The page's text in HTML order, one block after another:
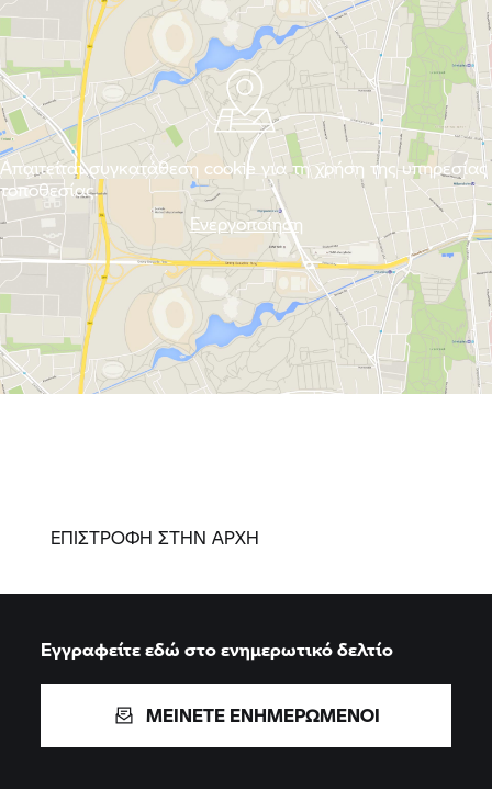
Απαιτείται συγκατάθεση cookie για τη χρήση της υπηρεσίας
τοποθεσίας.
Ενεργοποίηση
ΕΠΙΣΤΡΟΦΗ ΣΤΗΝ ΑΡΧΗ
Εγγραφείτε εδώ στο ενημερωτικό δελτίο
ΜΕΙΝΕΤΕ ΕΝΗΜΕΡΩΜΕΝΟΙ